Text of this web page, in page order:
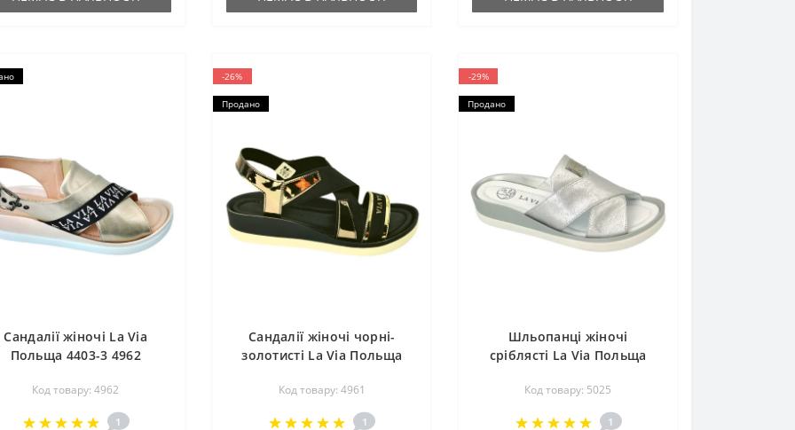
Сандалії жіночі La Via
Польща 4403-3 4962
Код товару: 4962
1
-26%
Продано
Сандалії жіночі чорні-
золотисті La Via Польща
Код товару: 4961
1
-29%
Продано
Шльопанці жіночі
сріблясті La Via Польща
Код товару: 5025
1